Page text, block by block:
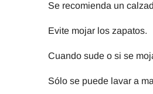
Se recomienda un
Evite mojar los zapatos.
Cuando sude o si se
Sólo se puede lavar a